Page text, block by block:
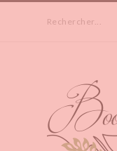
Rechercher...